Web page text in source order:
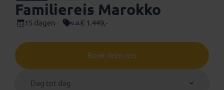
Familiereis Marokko
15 dagen v.a.€ 1.449,-
Boek deze reis
Dag tot dag